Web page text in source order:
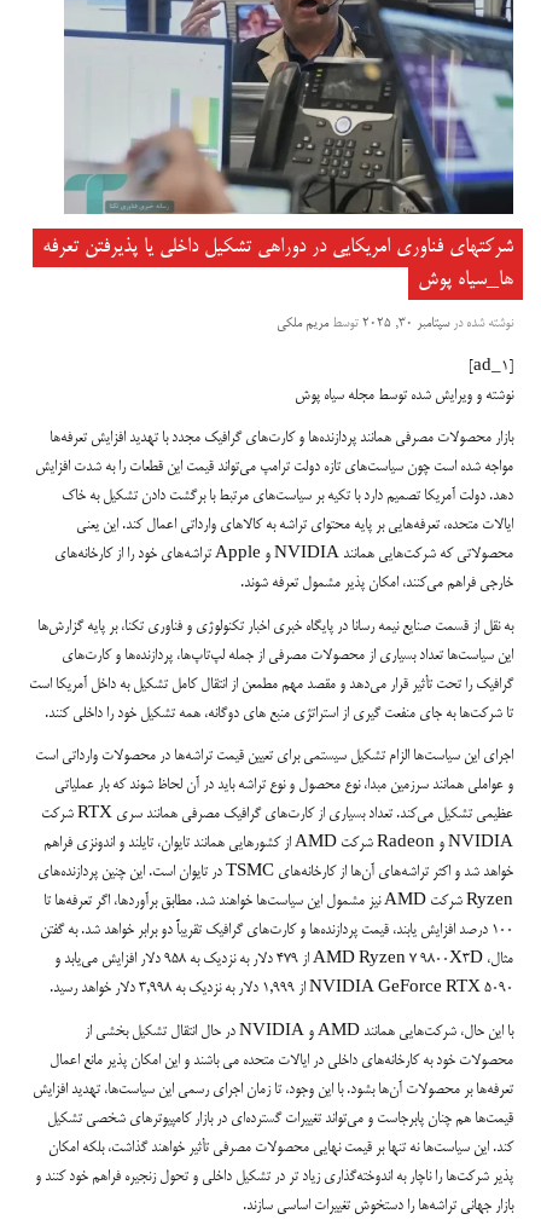
شرکتهای فناوری امریکایی در دوراهی تشکیل داخلی یا پذیرفتن تعرفه
ها_سیاه پوش
نوشته شده درسپتامبر 30, 2025 توسطمریم ملکی
نوشته و ویرایش شده توسط مجله سیاه پوش
بازار محصولات مصرفی همانند پردازنده‌ها و کارت‌های گرافیک مجدد با تهدید افزایش تعرفه‌ها
مواجه شده است چون سیاست‌های تازه دولت ترامپ می‌تواند قیمت این قطعات را به شدت افزایش
دهد. دولت آمریکا تصمیم دارد با تکیه بر سیاست‌های مرتبط با برگشت دادن تشکیل به خاک
ایالات متحده، تعرفه‌هایی بر پایه محتوای تراشه به کالاهای وارداتی اعمال کند. این یعنی
محصولاتی که شرکت‌هایی همانند NVIDIA و Apple تراشه‌های خود را از کارخانه‌های
خارجی فراهم می‌کنند، امکان پذیر مشمول تعرفه شوند.
به نقل از قسمت صنایع نیمه رسانا در پایگاه خبری اخبار تکنولوژی و فناوری تکنا، بر پایه گزارش‌ها
این سیاست‌ها تعداد بسیاری از محصولات مصرفی از جمله لپ‌تاپ‌ها، پردازنده‌ها و کارت‌های
گرافیک را تحت تأثیر قرار می‌دهد و مقصد مهم مطمعن از انتقال کامل تشکیل به داخل آمریکا است
تا شرکت‌ها به جای منفعت گیری از استراتژی منبع های دوگانه، همه تشکیل خود را داخلی کنند.
اجرای این سیاست‌ها الزام تشکیل سیستمی برای تعیین قیمت تراشه‌ها در محصولات وارداتی است
و عواملی همانند سرزمین مبدا، نوع محصول و نوع تراشه باید در آن لحاظ شوند که بار عملیاتی
عظیمی تشکیل می‌کند. تعداد بسیاری از کارت‌های گرافیک مصرفی همانند سری RTX شرکت
NVIDIA و Radeon شرکت AMD از کشورهایی همانند تایوان، تایلند و اندونزی فراهم
خواهد شد و اکثر تراشه‌های آن‌ها از کارخانه‌های TSMC در تایوان است. این چنین پردازنده‌های
Ryzen شرکت AMD نیز مشمول این سیاست‌ها خواهند شد. مطابق برآوردها، اگر تعرفه‌ها تا
100 درصد افزایش یابند، قیمت پردازنده‌ها و کارت‌های گرافیک تقریباً دو برابر خواهد شد. به گفتن
مثال، AMD Ryzen 7 9800X3D از 479 دلار به نزدیک به 958 دلار افزایش می‌یابد و
NVIDIA GeForce RTX 5090 از 1,999 دلار به نزدیک به 3,998 دلار خواهد رسید.
با این حال، شرکت‌هایی همانند AMD و NVIDIA در حال انتقال تشکیل بخشی از
محصولات خود به کارخانه‌های داخلی در ایالات متحده می باشند و این امکان پذیر مانع اعمال
تعرفه‌ها بر محصولات آن‌ها بشود. با این وجود، تا زمان اجرای رسمی این سیاست‌ها، تهدید افزایش
قیمت‌ها هم چنان پابرجاست و می‌تواند تغییرات گسترده‌ای در بازار کامپیوترهای شخصی تشکیل
کند. این سیاست‌ها نه تنها بر قیمت نهایی محصولات مصرفی تأثیر خواهند گذاشت، بلکه امکان
پذیر شرکت‌ها را ناچار به اندوخته‌گذاری زیاد تر در تشکیل داخلی و تحول زنجیره فراهم خود کنند و
بازار جهانی تراشه‌ها را دستخوش تغییرات اساسی سازند.